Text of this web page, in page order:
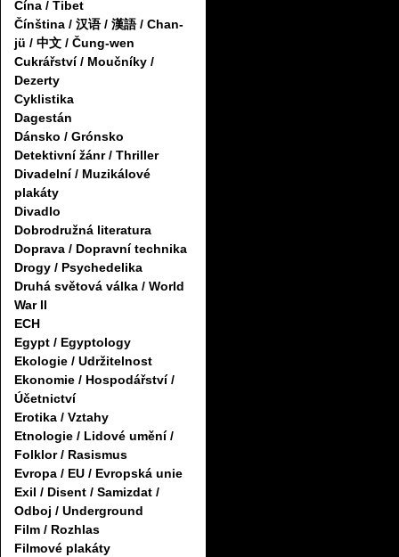
Čína / Tibet
Čínština / 汉语 / 漢語 / Chan-
jü / 中文 / Čung-wen
Cukrářství / Moučníky /
Dezerty
Cyklistika
Dagestán
Dánsko / Grónsko
Detektivní žánr / Thriller
Divadelní / Muzikálové
plakáty
Divadlo
Dobrodružná literatura
Doprava / Dopravní technika
Drogy / Psychedelika
Druhá světová válka / World
War II
ECH
Egypt / Egyptology
Ekologie / Udržitelnost
Ekonomie / Hospodářství /
Účetnictví
Erotika / Vztahy
Etnologie / Lidové umění /
Folklor / Rasismus
Evropa / EU / Evropská unie
Exil / Disent / Samizdat /
Odboj / Underground
Film / Rozhlas
Filmové plakáty